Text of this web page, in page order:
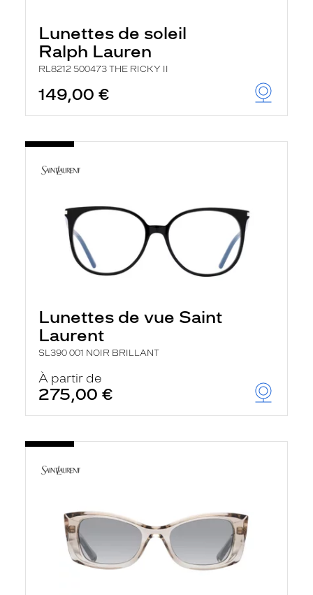
Lunettes de soleil
Ralph Lauren
RL8212 500473 THE RICKY II
149,00 €
Lunettes de vue Saint
Laurent
SL390 001 NOIR BRILLANT
À partir de
275,00 €